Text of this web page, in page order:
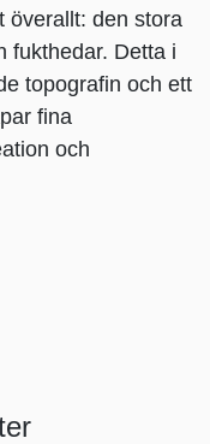
överallt: den stora
fukthedar. Detta i
topografin och ett
fina
och